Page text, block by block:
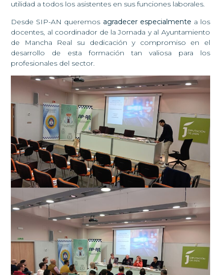
utilidad a todos los asistentes en sus funciones laborales.
Desde SIP-AN queremos agradecer especialmente a los
docentes, al coordinador de la Jornada y al Ayuntamiento
de Mancha Real su dedicación y compromiso en el
desarrollo de esta formación tan valiosa para los
profesionales del sector.